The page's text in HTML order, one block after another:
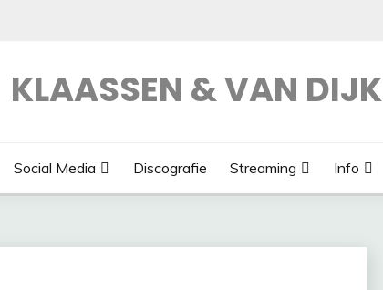
KLAASSEN & VAN DIJK
Social Media Discografie Streaming Info